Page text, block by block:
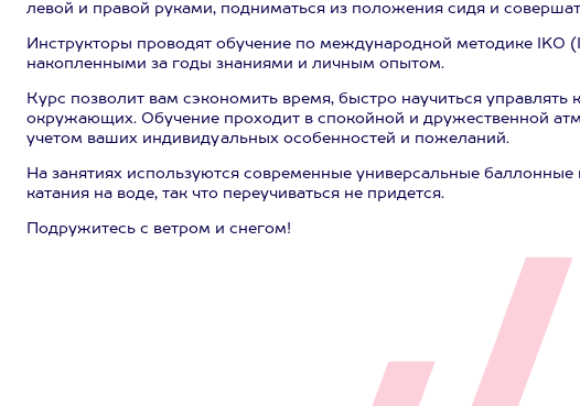
левой и правой руками, подниматься из положения сидя и
Инструкторы проводят обучение по международной методике
накопленными за годы знаниями и личным опытом.
Курс позволит вам сэкономить время, быстро научиться управлять
окружающих. Обучение проходит в спокойной и дружественной
учетом ваших индивидуальных особенностей и пожеланий.
На занятиях используются современные универсальные
катания на воде, так что переучиваться не придется.
Подружитесь с ветром и снегом!